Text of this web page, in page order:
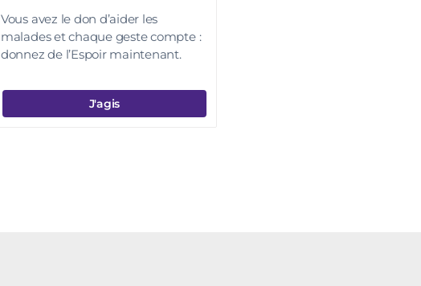
Vous avez le don d’aider les
malades et chaque geste compte :
donnez de l’Espoir maintenant.
J'agis